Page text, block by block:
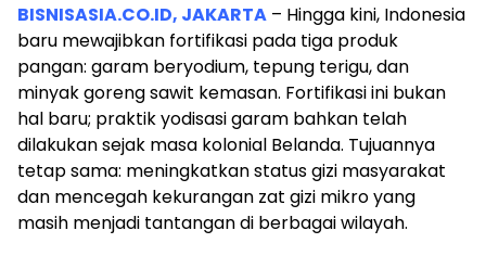
BISNISASIA.CO.ID, JAKARTA – Hingga kini, Indonesia
baru mewajibkan fortifikasi pada tiga produk
pangan: garam beryodium, tepung terigu, dan
minyak goreng sawit kemasan. Fortifikasi ini bukan
hal baru; praktik yodisasi garam bahkan telah
dilakukan sejak masa kolonial Belanda. Tujuannya
tetap sama: meningkatkan status gizi masyarakat
dan mencegah kekurangan zat gizi mikro yang
masih menjadi tantangan di berbagai wilayah.